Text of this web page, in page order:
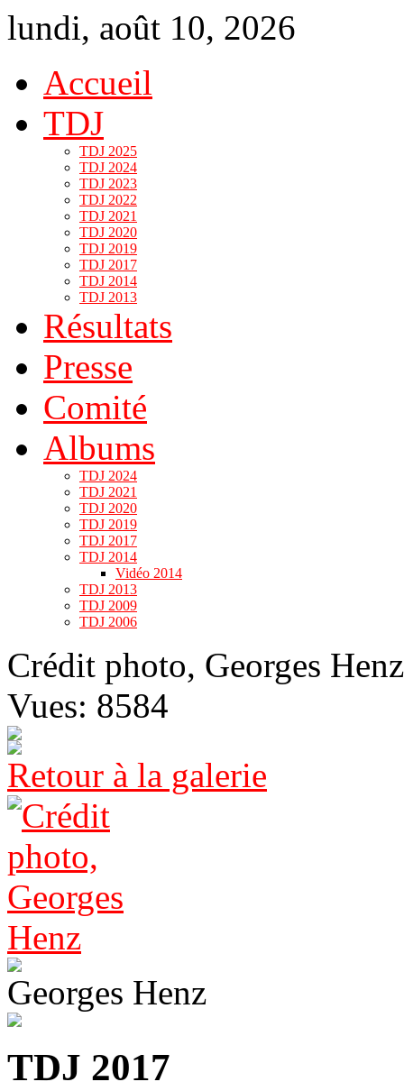
lundi, août 10, 2026
Accueil
TDJ
TDJ 2025
TDJ 2024
TDJ 2023
TDJ 2022
TDJ 2021
TDJ 2020
TDJ 2019
TDJ 2017
TDJ 2014
TDJ 2013
Résultats
Presse
Comité
Albums
TDJ 2024
TDJ 2021
TDJ 2020
TDJ 2019
TDJ 2017
TDJ 2014
Vidéo 2014
TDJ 2013
TDJ 2009
TDJ 2006
Crédit photo, Georges Henz
Vues: 8584
Retour à la galerie
Georges Henz
TDJ 2017